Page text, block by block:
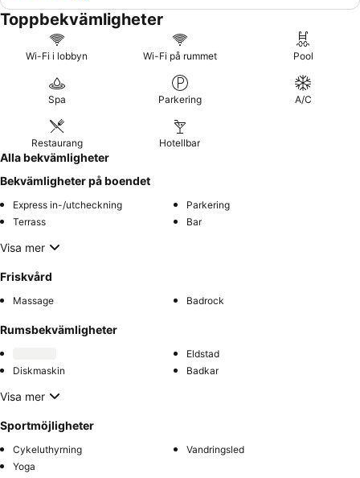
Toppbekvämligheter
Wi-Fi i lobbyn Wi-Fi på rummet Pool
Spa Parkering A/C
Restaurang Hotellbar
Alla bekvämligheter
Bekvämligheter på boendet
Express in-/utcheckning
Parkering
Terrass
Bar
Visa mer
Friskvård
Massage Badrock
Rumsbekvämligheter
Eldstad
Diskmaskin
Badkar
Visa mer
Sportmöjligheter
Cykeluthyrning
Vandringsled
Yoga